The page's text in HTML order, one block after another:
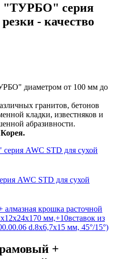
"ТУРБО" серия
- качество
диаметром от 100 мм до
гранитов, бетонов
кладки, известняков и
абразивности.
AWC STD для сухой
+